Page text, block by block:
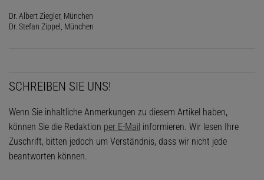
Dr. Albert Ziegler, München
Dr. Stefan Zippel, München
SCHREIBEN SIE UNS!
Wenn Sie inhaltliche Anmerkungen zu diesem Artikel haben,
können Sie die Redaktion per E-Mail informieren. Wir lesen Ihre
Zuschrift, bitten jedoch um Verständnis, dass wir nicht jede
beantworten können.